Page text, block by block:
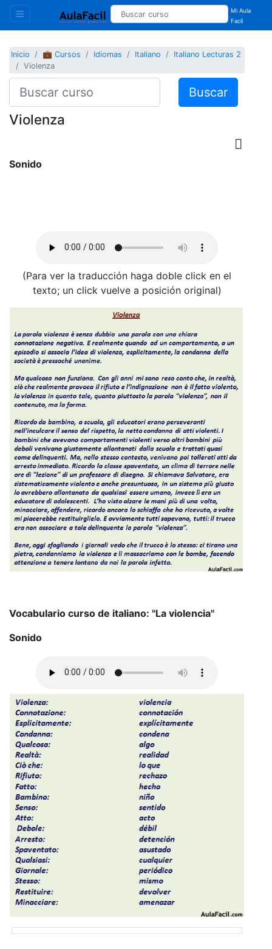
Mi Aula
Facil
Inicio 💼 Cursos Idiomas Italiano
Italiano Lecturas 2
Violenza
Buscar
Violenza
Sonido
(Para ver la traducción haga doble click en el
texto; un click vuelve a posición original)
Vocabulario curso de italiano: "La violencia"
Sonido